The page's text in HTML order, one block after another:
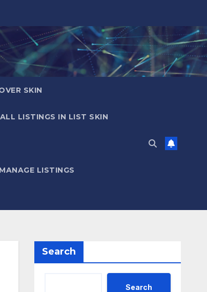
SKIN
ALL LISTINGS IN LIST SKIN
MANAGE LISTINGS
Search
Search